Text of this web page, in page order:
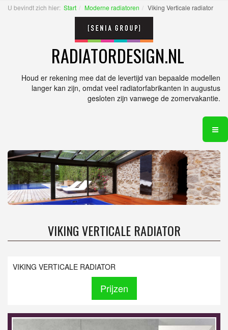
U bevindt zich hier: Start Moderne radiatoren Viking Verticale radiator
RADIATORDESIGN.NL
Houd er rekening mee dat de levertijd van bepaalde modellen
langer kan zijn, omdat veel radiatorfabrikanten in augustus
gesloten zijn vanwege de zomervakantie.
VIKING VERTICALE RADIATOR
VIKING VERTICALE RADIATOR
Prijzen